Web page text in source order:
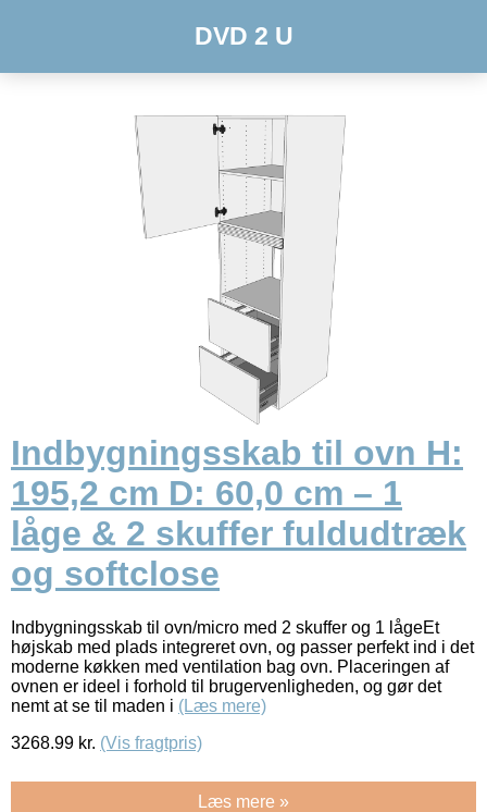
DVD 2 U
Indbygningsskab til ovn H:
195,2 cm D: 60,0 cm – 1
låge & 2 skuffer fuldudtræk
og softclose
Indbygningsskab til ovn/micro med 2 skuffer og 1 lågeEt
højskab med plads integreret ovn, og passer perfekt ind i det
moderne køkken med ventilation bag ovn. Placeringen af
ovnen er ideel i forhold til brugervenligheden, og gør det
nemt at se til maden i (Læs mere)
3268.99 kr. (Vis fragtpris)
Læs mere »